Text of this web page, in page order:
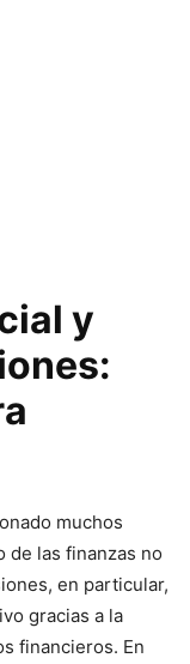
y
muchos
de las finanzas no
en particular,
gracias a la
financieros. En